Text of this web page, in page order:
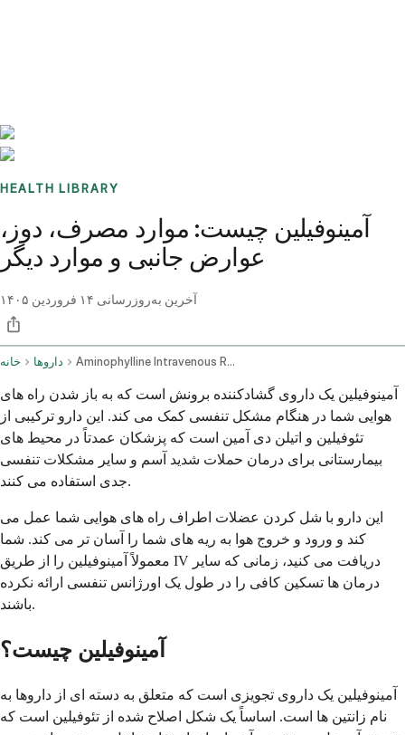
HEALTH LIBRARY
آمینوفیلین چیست: موارد مصرف، دوز،
عوارض جانبی و موارد دیگر
آخرین به‌روزرسانی ۱۴ فروردین ۱۴۰۵
خانه داروها Aminophylline Intravenous Route
آمینوفیلین یک داروی گشادکننده برونش است که به باز شدن راه های
هوایی شما در هنگام مشکل تنفسی کمک می کند. این دارو ترکیبی از
تئوفیلین و اتیلن دی آمین است که پزشکان عمدتاً در محیط های
بیمارستانی برای درمان حملات شدید آسم و سایر مشکلات تنفسی
جدی استفاده می کنند.
این دارو با شل کردن عضلات اطراف راه های هوایی شما عمل می
کند و ورود و خروج هوا به ریه های شما را آسان تر می کند. شما
معمولاً آمینوفیلین را از طریق IV دریافت می کنید، زمانی که سایر
درمان ها تسکین کافی را در طول یک اورژانس تنفسی ارائه نکرده
باشند.
آمینوفیلین چیست؟
آمینوفیلین یک داروی تجویزی است که متعلق به دسته ای از داروها به
نام زانتین ها است. اساساً یک شکل اصلاح شده از تئوفیلین است که